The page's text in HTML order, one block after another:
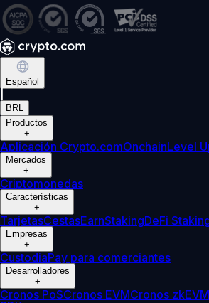
Español
BRL
Productos
+
Aplicación Crypto.comOnchainLevel
Mercados
+
Criptomonedas
Características
+
TarjetasCestasEarnStakingDeFi
Empresas
+
CustodiaPay para comerciantes
Desarrolladores
+
Cronos PoSCronos EVMCronos zkEVM